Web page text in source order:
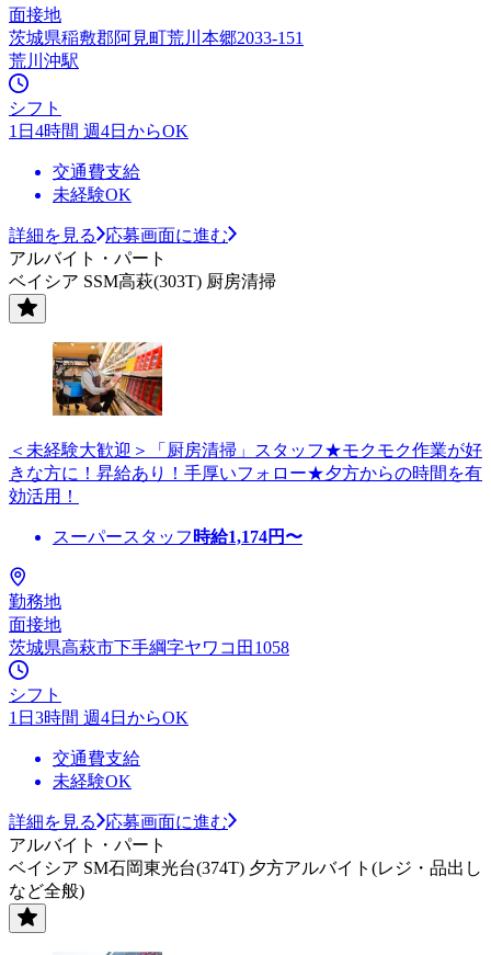
面接地
茨城県稲敷郡阿見町荒川本郷2033-151
荒川沖駅
シフト
1日4時間 週4日からOK
交通費支給
未経験OK
詳細を見る
応募画面に進む
アルバイト・パート
ベイシア SSM高萩(303T) 厨房清掃
＜未経験大歓迎＞「厨房清掃」スタッフ★モクモク作業が好
きな方に！昇給あり！手厚いフォロー★夕方からの時間を有
効活用！
スーパースタッフ 時給1,174円〜
勤務地
面接地
茨城県高萩市下手綱字ヤワコ田1058
シフト
1日3時間 週4日からOK
交通費支給
未経験OK
詳細を見る
応募画面に進む
アルバイト・パート
ベイシア SM石岡東光台(374T) 夕方アルバイト(レジ・品出し
など全般)